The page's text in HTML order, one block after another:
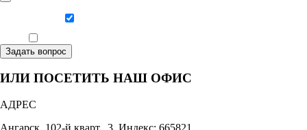
Задать вопрос
ИЛИ ПОСЕТИТЬ НАШ ОФИС
АДРЕС
Ангарск, 102-й кварт., 3, Индекс: 665821